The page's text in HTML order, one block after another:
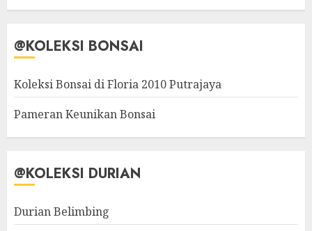
@KOLEKSI BONSAI
Koleksi Bonsai di Floria 2010 Putrajaya
Pameran Keunikan Bonsai
@KOLEKSI DURIAN
Durian Belimbing